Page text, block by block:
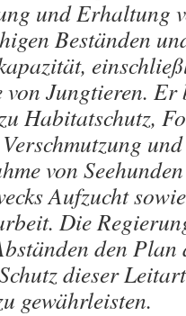
und Erhaltung
Beständen
von Jungtieren.
Habitatschutz,
von
Aufzucht
Die
den Plan
dieser
gewährleisten.